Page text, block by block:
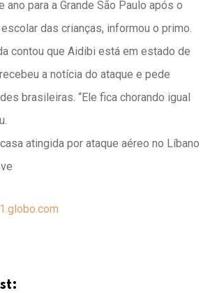
ano para a Grande São Paulo após o
das crianças, informou o primo.
contou que Aidibi está em estado de
a notícia do ataque e pede
brasileiras. “Ele fica chorando igual
atingida por ataque aéreo no Líbano